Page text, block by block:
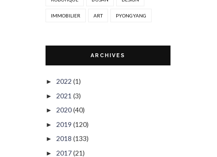
IMMOBILIER ART PYONGYANG
ARCHIVES
► 2022 (1)
► 2021 (3)
► 2020(40)
► 2019 (120)
► 2018 (133)
► 2017(21)